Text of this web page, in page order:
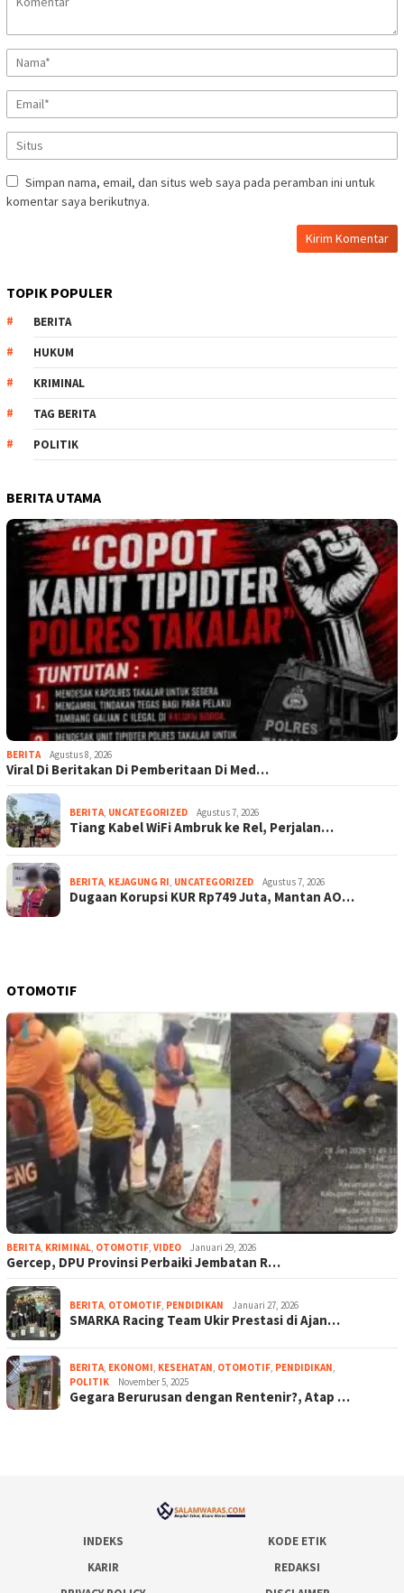
Simpan nama, email, dan situs web saya pada peramban ini untuk
komentar saya berikutnya.
TOPIK POPULER
BERITA
HUKUM
KRIMINAL
TAG BERITA
POLITIK
BERITA UTAMA
BERITA Agustus 8, 2026
Viral Di Beritakan Di Pemberitaan Di Med…
BERITA, UNCATEGORIZED Agustus 7, 2026
Tiang Kabel WiFi Ambruk ke Rel, Perjalan…
BERITA, KEJAGUNG RI, UNCATEGORIZED Agustus 7, 2026
Dugaan Korupsi KUR Rp749 Juta, Mantan AO…
OTOMOTIF
BERITA, KRIMINAL, OTOMOTIF, VIDEO Januari 29, 2026
Gercep, DPU Provinsi Perbaiki Jembatan R…
BERITA, OTOMOTIF, PENDIDIKAN Januari 27, 2026
SMARKA Racing Team Ukir Prestasi di Ajan…
BERITA, EKONOMI, KESEHATAN, OTOMOTIF, PENDIDIKAN,
POLITIK
November 5, 2025
Gegara Berurusan dengan Rentenir?, Atap …
INDEKS
KODE ETIK
KARIR
REDAKSI